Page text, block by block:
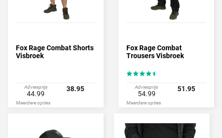
Fox Rage Combat Shorts
Visbroek
Adviesprijs
44.99
38.95
Meerdere opties
Fox Rage Combat
Trousers Visbroek
Adviesprijs
54.99
51.95
Meerdere opties